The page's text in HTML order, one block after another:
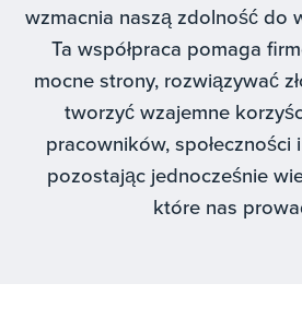
wzmacnia naszą zdolność do
Ta współpraca pomaga
mocne strony, rozwiązywać
tworzyć wzajemne
pracowników, społeczności
pozostając jednocześnie
które nas